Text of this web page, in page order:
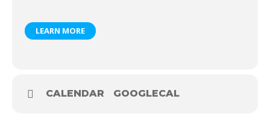
LEARN MORE
CALENDAR GOOGLECAL